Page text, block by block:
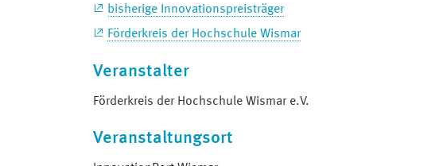
bisherige Innovationspreisträger
Förderkreis der Hochschule Wismar
Veranstalter
Förderkreis der Hochschule Wismar e.V.
Veranstaltungsort